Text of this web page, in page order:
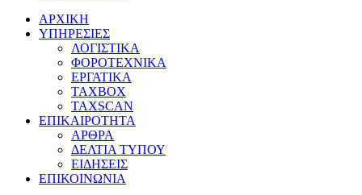
ΑΡΧΙΚΗ
ΥΠΗΡΕΣΙΕΣ
ΛΟΓΙΣΤΙΚΑ
ΦΟΡΟΤΕΧΝΙΚΑ
ΕΡΓΑΤΙΚΑ
TAXBOX
TAXSCAN
ΕΠΙΚΑΙΡΟΤΗΤΑ
ΑΡΘΡΑ
ΔΕΛΤΙΑ ΤΥΠΟΥ
ΕΙΔΗΣΕΙΣ
ΕΠΙΚΟΙΝΩΝΙΑ